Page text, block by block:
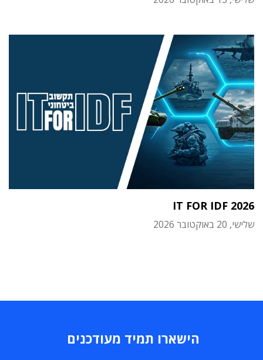
IT FOR IDF 2026
שלישי, 20 באוקטובר 2026
הישארו תמיד מעודכנים